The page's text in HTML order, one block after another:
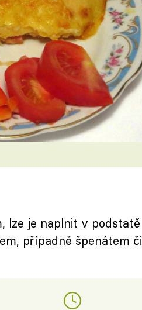
lze je naplnit v podstatě
případně špenátem či